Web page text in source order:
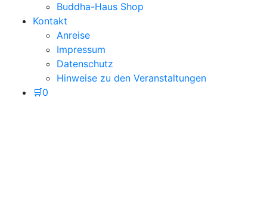
Buddha-Haus Shop
Kontakt
Anreise
Impressum
Datenschutz
Hinweise zu den Veranstaltungen
🛒0